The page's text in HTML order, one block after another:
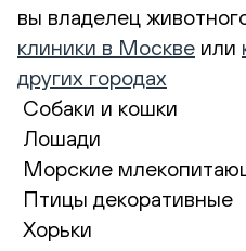
вы владелец
клиники в Москве или
других городах
Собаки и кошки
Лошади
Морские
Птицы декоративные
Хорьки